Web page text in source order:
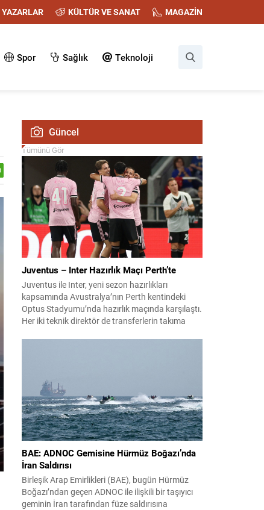
YAZARLAR KÜLTÜR VE SANAT MAGAZİN
Spor Sağlık Teknoloji
Güncel
Tümünü Gör
Juventus – Inter Hazırlık Maçı Perth’te
Juventus ile Inter, yeni sezon hazırlıkları
kapsamında Avustralya’nın Perth kentindeki
Optus Stadyumu’nda hazırlık maçında karşılaştı.
Her iki teknik direktör de transferlerin takıma
Yıldız ilk 11’de görev alırken,...
BAE: ADNOC Gemisine Hürmüz Boğazı’nda
İran Saldırısı
Birleşik Arap Emirlikleri (BAE), bugün Hürmüz
Boğazı’ndan geçen ADNOC ile ilişkili bir taşıyıcı
geminin İran tarafından füze saldırısına